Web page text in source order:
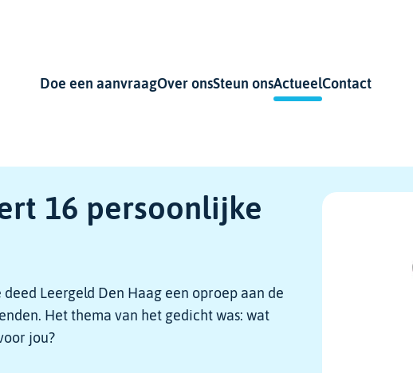
Doe een aanvraagOver onsSteun onsActueelContact
16 persoonlijke
Leergeld Den Haag een oproep aan de
Het thema van het gedicht was: wat
jou?